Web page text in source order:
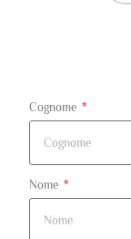
Cognome
Nome